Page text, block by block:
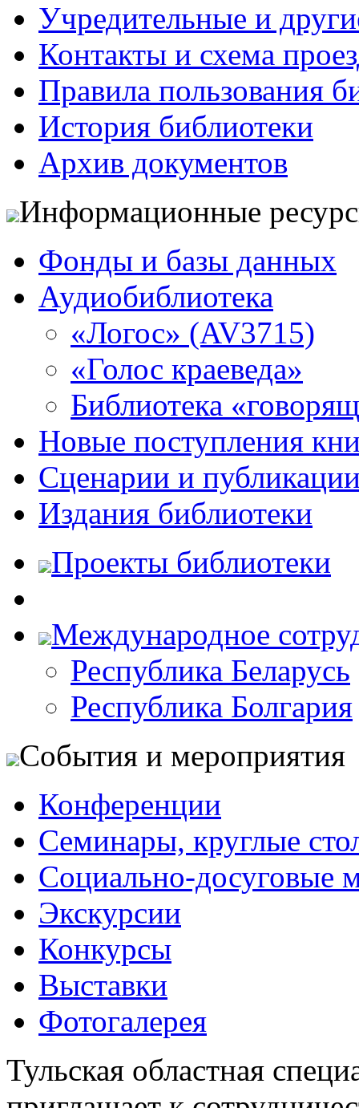
Учредительные и
Контакты и схема
Правила пользования
История библиотеки
Архив документов
Информационные
Фонды и базы данных
Аудиобиблиотека
«Логос» (AV3715)
«Голос краеведа»
Библиотека
Новые поступления
Сценарии и
Издания библиотеки
Проекты библиотеки
Международное
Республика Беларусь
Республика Болгария
События и мероприятия
Конференции
Семинары, круглые
Социально-досуговые
Экскурсии
Конкурсы
Выставки
Фотогалерея
Тульская областная